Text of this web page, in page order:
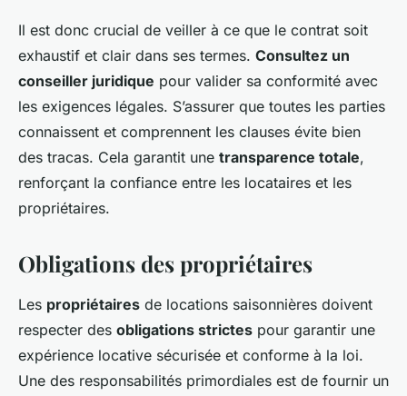
Il est donc crucial de veiller à ce que le contrat soit
exhaustif et clair dans ses termes. Consultez un
conseiller juridique pour valider sa conformité avec
les exigences légales. S’assurer que toutes les parties
connaissent et comprennent les clauses évite bien
des tracas. Cela garantit une transparence totale,
renforçant la confiance entre les locataires et les
propriétaires.
Obligations des propriétaires
Les propriétaires de locations saisonnières doivent
respecter des obligations strictes pour garantir une
expérience locative sécurisée et conforme à la loi.
Une des responsabilités primordiales est de fournir un